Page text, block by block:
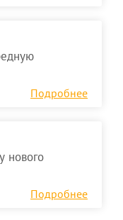
Подробнее
нового
Подробнее